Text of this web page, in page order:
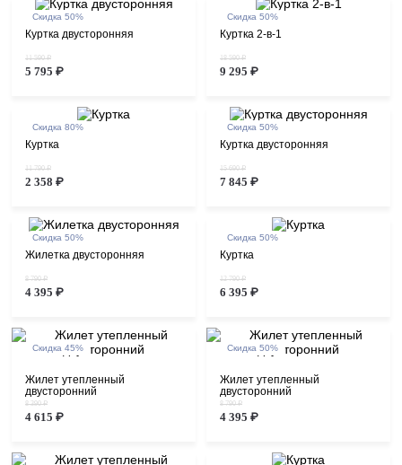
Скидка 50%
Куртка двусторонняя
11 590 ₽
5 795 ₽
Скидка 50%
Куртка 2-в-1
18 590 ₽
9 295 ₽
Скидка 80%
Куртка
11 790 ₽
2 358 ₽
Скидка 50%
Куртка двусторонняя
15 690 ₽
7 845 ₽
Скидка 50%
Жилетка двусторонняя
8 790 ₽
4 395 ₽
Скидка 50%
Куртка
12 790 ₽
6 395 ₽
Скидка 45%
Жилет утепленный
двусторонний
8 390 ₽
4 615 ₽
Скидка 50%
Жилет утепленный
двусторонний
8 790 ₽
4 395 ₽